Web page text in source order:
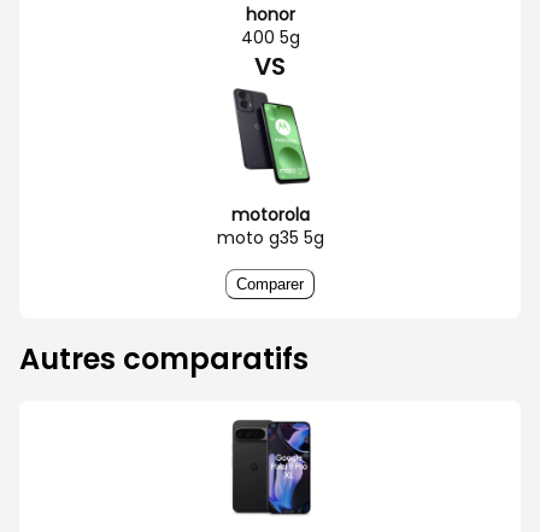
honor
400 5g
VS
motorola
moto g35 5g
Comparer
Autres comparatifs